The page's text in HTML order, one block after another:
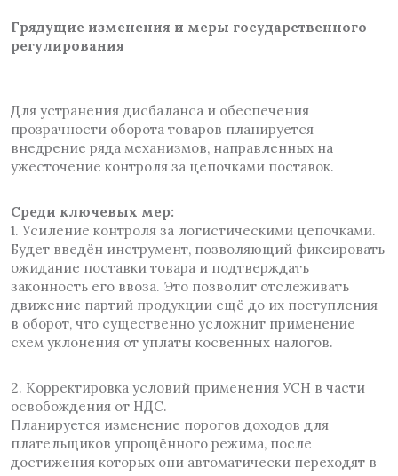
Грядущие изменения и меры государственного
регулирования
Для устранения дисбаланса и обеспечения
прозрачности оборота товаров планируется
внедрение ряда механизмов, направленных на
ужесточение контроля за цепочками поставок.
Среди ключевых мер:
1. Усиление контроля за логистическими цепочками.
Будет введён инструмент, позволяющий фиксировать
ожидание поставки товара и подтверждать
законность его ввоза. Это позволит отслеживать
движение партий продукции ещё до их поступления
в оборот, что существенно усложнит применение
схем уклонения от уплаты косвенных налогов.
2. Корректировка условий применения УСН в части
освобождения от НДС.
Планируется изменение порогов доходов для
плательщиков упрощённого режима, после
достижения которых они автоматически переходят в